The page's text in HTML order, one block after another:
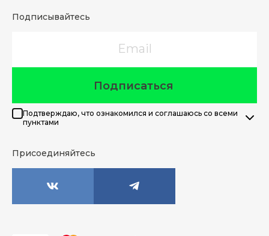
Подписывайтесь
Подписаться
Подтверждаю, что ознакомился и соглашаюсь со всеми
пунктами
Присоединяйтесь